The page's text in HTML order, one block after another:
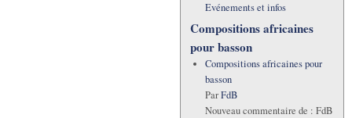
Evénements et infos
Compositions africaines
pour basson
Compositions africaines pour
basson
ParFdB
Nouveau commentaire de : FdB